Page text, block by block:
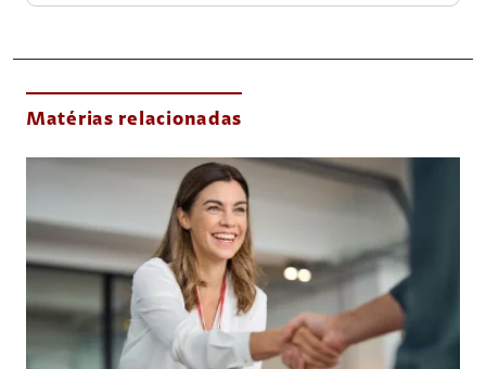
Matérias relacionadas